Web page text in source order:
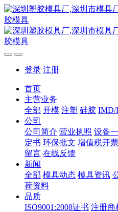
登录 注册
首页
主营业务
全部 开模 注塑 硅胶 IMD/
公司
公司简介 营业执照 设备
定书 环保批文 增值税开
留言 在线反馈
新闻
全部 模具动态 模具资讯
荷资料
品质
ISO9001:2008证书 注册商